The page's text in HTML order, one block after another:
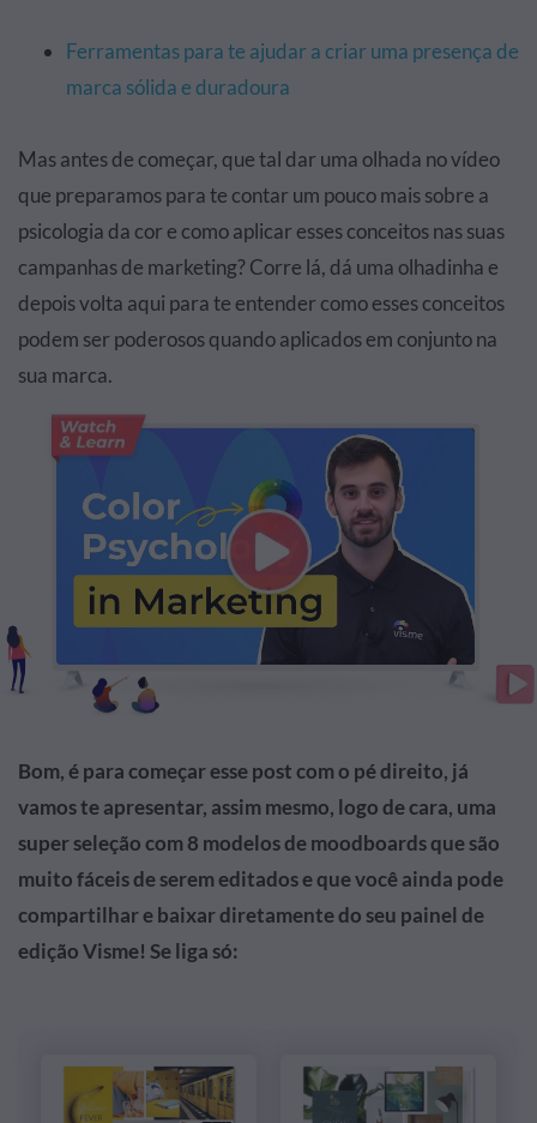
Ferramentas para te ajudar a criar uma presença de
marca sólida e duradoura
Mas antes de começar, que tal dar uma olhada no vídeo
que preparamos para te contar um pouco mais sobre a
psicologia da cor e como aplicar esses conceitos nas suas
campanhas de marketing? Corre lá, dá uma olhadinha e
depois volta aqui para te entender como esses conceitos
podem ser poderosos quando aplicados em conjunto na
sua marca.
Bom, é para começar esse post com o pé direito, já
vamos te apresentar, assim mesmo, logo de cara, uma
super seleção com 8 modelos de moodboards que são
muito fáceis de serem editados e que você ainda pode
compartilhar e baixar diretamente do seu painel de
edição Visme! Se liga só: